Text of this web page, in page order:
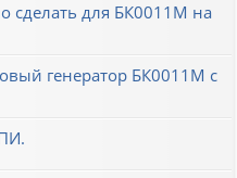
сделать для БК0011М на
генератор БК0011М с